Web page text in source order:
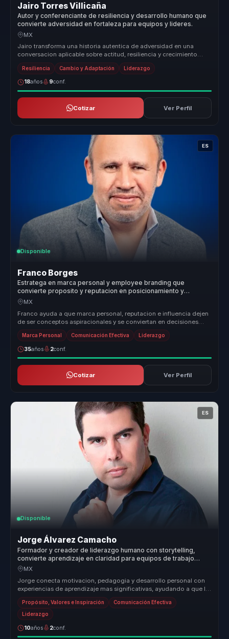
Jairo Torres Villicaña
Autor y conferenciante de resiliencia y desarrollo humano que
convierte adversidad en fortaleza para equipos y lideres.
MX
Jairo transforma una historia autentica de adversidad en una
conversacion aplicable sobre actitud, resiliencia y crecimiento
humano, para...
Resiliencia Cambio y Adaptación Liderazgo
18años 9conf.
Cotizar Ver Perfil
ES
Disponible
Franco Borges
Estratega en marca personal y employee branding que
convierte proposito y reputacion en posicionamiento y
autoridad para lideres y organizaciones.
MX
Franco ayuda a que marca personal, reputacion e influencia dejen
de ser conceptos aspiracionales y se conviertan en decisiones
concretas ...
Marca Personal Comunicación Efectiva Liderazgo
35años 2conf.
Cotizar Ver Perfil
ES
Disponible
Jorge Álvarez Camacho
Formador y creador de liderazgo humano con storytelling,
convierte aprendizaje en claridad para equipos de trabajo
reales.
MX
Jorge conecta motivacion, pedagogia y desarrollo personal con
experiencias de aprendizaje mas significativas, ayudando a que la
audiencia...
Propósito, Valores e Inspiración Comunicación Efectiva
Liderazgo
10años 2conf.